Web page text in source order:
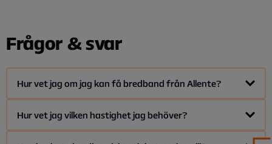
Frågor & svar
Hur vet jag om jag kan få bredband från Allente?
Här kan du snabbt ta reda om du kan få bredband från oss.
Hur vet jag vilken hastighet jag behöver?